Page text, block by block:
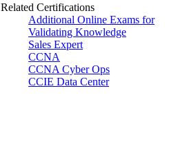
Related Certifications
Additional Online Exams for
Validating Knowledge
Sales Expert
CCNA
CCNA Cyber Ops
CCIE Data Center